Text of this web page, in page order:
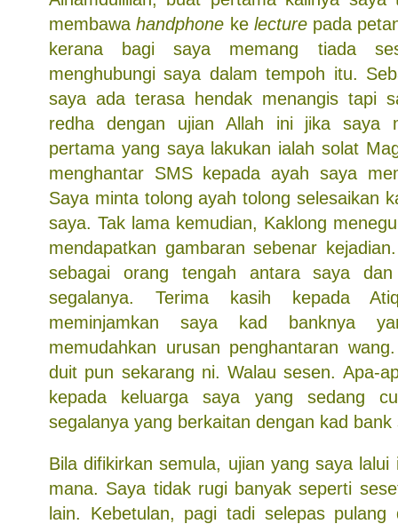
membawahandphone ke lecturepada
kerana bagi saya memang tiada
menghubungi saya dalam tempoh itu.
saya ada terasa hendak menangis tapi
redha dengan ujian Allah ini jika saya
pertama yang saya lakukan ialah solat
menghantar SMS kepada ayah saya
Saya minta tolong ayah tolong selesaikan
saya. Tak lama kemudian, Kaklong
mendapatkan gambaran sebenar
sebagai orang tengah antara saya dan
segalanya. Terima kasih kepada
meminjamkan saya kad banknya
memudahkan urusan penghantaran
duit pun sekarang ni. Walau sesen. Apa-
kepada keluarga saya yang sedang
segalanya yang berkaitan dengan kad bank
Bila difikirkan semula, ujian yang saya lalui
mana. Saya tidak rugi banyak seperti
lain. Kebetulan, pagi tadi selepas